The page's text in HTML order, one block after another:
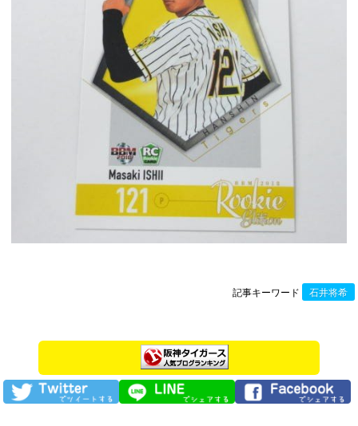
記事キーワード 石井将希